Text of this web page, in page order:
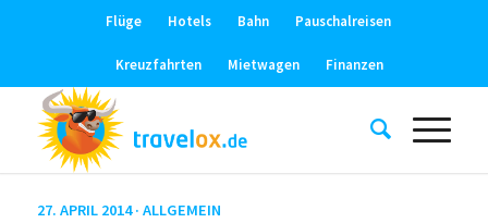
Flüge Hotels Bahn Pauschalreisen
Kreuzfahrten Mietwagen Finanzen
27. APRIL 2014 · ALLGEMEIN